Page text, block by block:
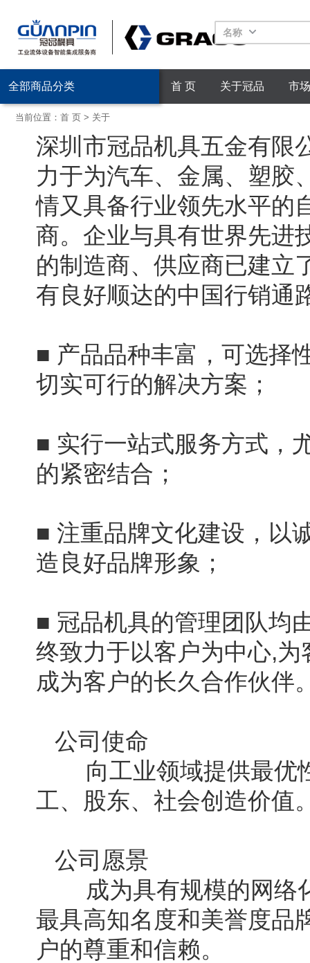
名称
首 页 关于冠品 市
全部商品分类
当前位置： 首 页> 关于
深圳市冠品机具五金有限
力于为汽车、金属、塑胶
情又具备行业领先水平的
商。企业与具有世界先进
的制造商、供应商已建立
有良好顺达的中国行销通
■ 产品品种丰富，可选择
切实可行的解决方案；
■ 实行一站式服务方式，
的紧密结合；
■ 注重品牌文化建设，以
造良好品牌形象；
■ 冠品机具的管理团队均
终致力于以客户为中心,
成为客户的长久合作伙伴
公司使命
向工业领域提供最优
工、股东、社会创造价值
公司愿景
成为具有规模的网络
最具高知名度和美誉度品
户的尊重和信赖。